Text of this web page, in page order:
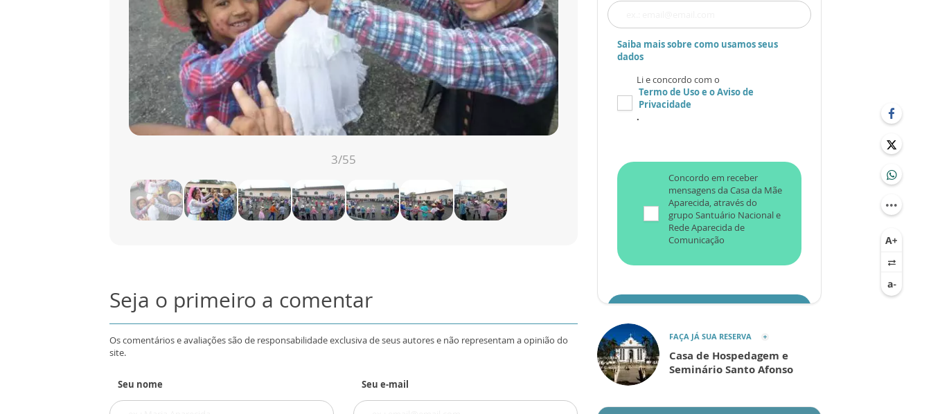
3/55
Seja o primeiro a comentar
Os comentários e avaliações são de responsabilidade exclusiva de seus autores e não representam a opinião do
site.
Seu nome Seu e-mail
Saiba mais sobre como usamos seus
dados
Li e concordo com o
Termo de Usoe oAviso de
Privacidade
.
Concordo em receber
mensagens da Casa da Mãe
Aparecida, através do
grupo Santuário Nacional e
Rede Aparecida de
Comunicação
ENVIAR
FAÇA JÁ SUA RESERVA
Casa de Hospedagem e
Seminário Santo Afonso